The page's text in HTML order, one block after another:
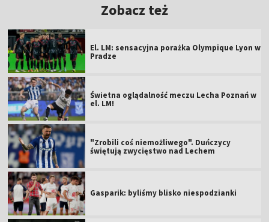
Zobacz też
El. LM: sensacyjna porażka Olympique Lyon w
Pradze
Świetna oglądalność meczu Lecha Poznań w
el. LM!
"Zrobili coś niemożliwego". Duńczycy
świętują zwycięstwo nad Lechem
Gasparik: byliśmy blisko niespodzianki